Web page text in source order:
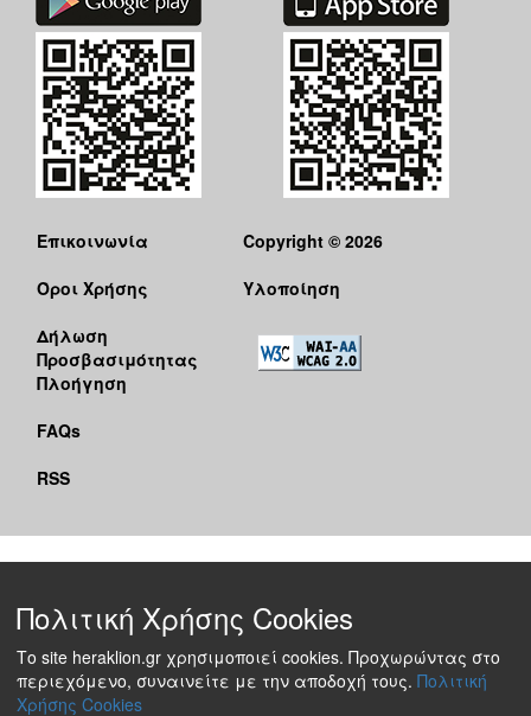
Επικοινωνία
Όροι Χρήσης
Δήλωση
Προσβασιμότητας
Πλοήγηση
FAQs
RSS
Copyright © 2026
Υλοποίηση
Πολιτική Χρήσης Cookies
Το site heraklion.gr χρησιμοποιεί cookies. Προχωρώντας στο
περιεχόμενο, συναινείτε με την αποδοχή τους. Πολιτική
Χρήσης Cookies